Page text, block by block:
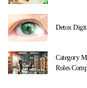
Detox
Category
Roles